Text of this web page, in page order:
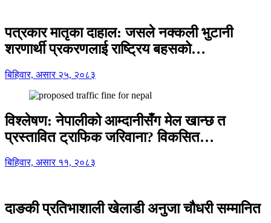
पत्रकार मातृका दाहाल: जसले नक्कली भुटानी
शरणार्थी प्रकरणलाई राष्ट्रिय बहसको…
बिहिवार, असार २५, २०८३
विश्लेषण: नेपालीको आम्दानीसँग मेल खान्छ त
प्रस्तावित ट्राफिक जरिवाना? विकसित…
बिहिवार, असार ११, २०८३
दाङकी प्रतिभाशाली खेलाडी अनुजा चौधरी सम्मानित